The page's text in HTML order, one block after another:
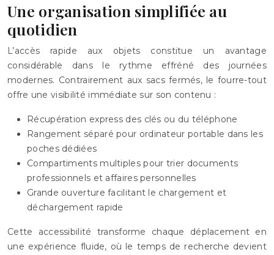
Une organisation simplifiée au
quotidien
L’accès rapide aux objets constitue un avantage
considérable dans le rythme effréné des journées
modernes. Contrairement aux sacs fermés, le fourre-tout
offre une visibilité immédiate sur son contenu :
Récupération express des clés ou du téléphone
Rangement séparé pour ordinateur portable dans les
poches dédiées
Compartiments multiples pour trier documents
professionnels et affaires personnelles
Grande ouverture facilitant le chargement et
déchargement rapide
Cette accessibilité transforme chaque déplacement en
une expérience fluide, où le temps de recherche devient